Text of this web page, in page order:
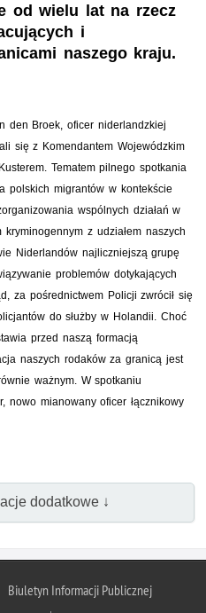
od wielu lat na rzecz
i
naszego kraju.
den Broek, oficer niderlandzkiej
się z Komendantem Wojewódzkim
Tematem pilnego spotkania
polskich migrantów w kontekście
wspólnych działań w
z udziałem naszych
Niderlandów najliczniejszą grupę
problemów dotykających
za pośrednictwem Policji zwrócił się
do służby w Holandii. Choć
przed naszą formacją
naszych rodaków za granicą jest
ważnym. W spotkaniu
nowo mianowany oficer łącznikowy
dodatkowe ↓
Biuletyn Informacji Publicznej